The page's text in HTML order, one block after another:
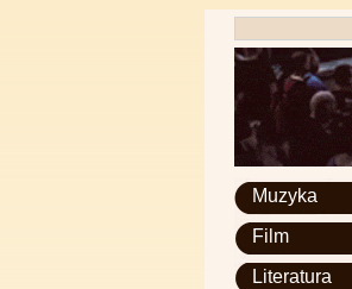
Muzyka
Film
Literatura